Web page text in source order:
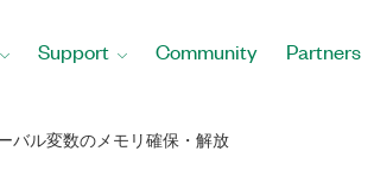
Support Community Partners
バル変数のメモリ確保・解放